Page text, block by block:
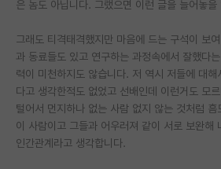
은 놈도 아닙니다. 그랬으면 이런 글을 늘어놓
그래도 티격태격했지만 마음에 드는 구석이 보
과 동료들도 있고 연구하는 과정속에서 잘했다
력이 미천하지도 않습니다. 저 역시 저들에 대
다고 생각한적도 없었고 선배인데 이런거도 모
털어서 먼지하나 없는 사람 없지 않는 것처럼
이 사람이고 그들과 어우러져 같이 서로 보완해
인간관계라고 생각합니다.